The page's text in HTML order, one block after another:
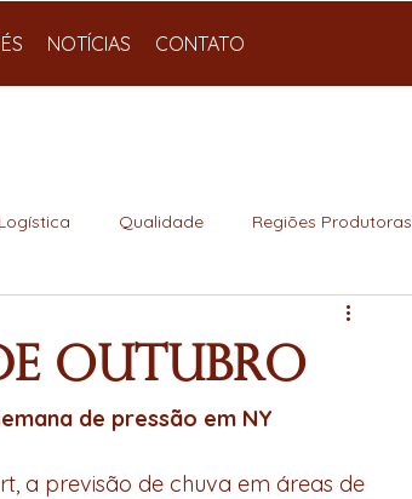
NOTÍCIAS CONTATO
Logística Qualidade Regiões Produtoras
Outubro
de pressão em NY
a previsão de chuva em áreas de